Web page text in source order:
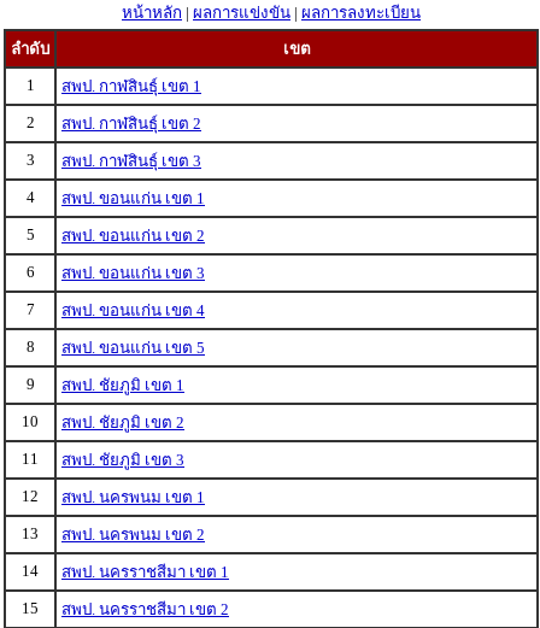
หน้าหลัก | ผลการแข่งขัน | ผลการลงทะเบียน
ลำดับ
เขต
1
สพป. กาฬสินธุ์ เขต 1
2
สพป. กาฬสินธุ์ เขต 2
3
สพป. กาฬสินธุ์ เขต 3
4
สพป. ขอนแก่น เขต 1
5
สพป. ขอนแก่น เขต 2
6
สพป. ขอนแก่น เขต 3
7
สพป. ขอนแก่น เขต 4
8
สพป. ขอนแก่น เขต 5
9
สพป. ชัยภูมิ เขต 1
10
สพป. ชัยภูมิ เขต 2
11
สพป. ชัยภูมิ เขต 3
12
สพป. นครพนม เขต 1
13
สพป. นครพนม เขต 2
14
สพป. นครราชสีมา เขต 1
15
สพป. นครราชสีมา เขต 2